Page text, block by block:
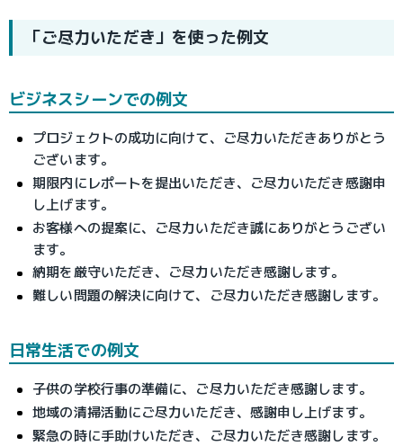
「ご尽力いただき」を使った例文
ビジネスシーンでの例文
プロジェクトの成功に向けて、ご尽力いただきありがとう
ございます。
期限内にレポートを提出いただき、ご尽力いただき感謝申
し上げます。
お客様への提案に、ご尽力いただき誠にありがとうござい
ます。
納期を厳守いただき、ご尽力いただき感謝します。
難しい問題の解決に向けて、ご尽力いただき感謝します。
日常生活での例文
子供の学校行事の準備に、ご尽力いただき感謝します。
地域の清掃活動にご尽力いただき、感謝申し上げます。
緊急の時に手助けいただき、ご尽力いただき感謝します。